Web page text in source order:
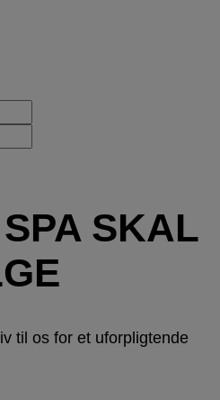
SKAL
til os for et uforpligtende